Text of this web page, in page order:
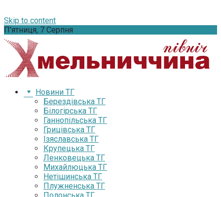
Skip to content
П’ятниця, 7 Серпня
Новини ТГ
Берездівська ТГ
Білогірська ТГ
Ганнопільська ТГ
Грицівська ТГ
Ізяславська ТГ
Крупецька ТГ
Ленковецька ТГ
Михайлюцька ТГ
Нетішинська ТГ
Плужненська ТГ